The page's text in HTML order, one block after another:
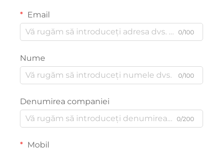
Email
0/100
Nume
0/100
Denumirea companiei
0/200
Mobil